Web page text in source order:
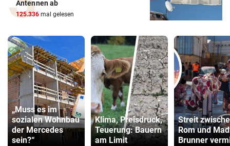
Antennen ab
125.336 mal gelesen
„Muss es im
sozialen Wohnbau
der Mercedes
sein?“
Klima, Preisdruck,
Teuerung: Bauern
am Limit
Streit
Rom und
Brunner